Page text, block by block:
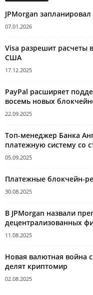
JPMorgan запланировал
07.01.2026
Visa разрешит расчеты
США
17.12.2025
PayPal расширяет
восемь новых
22.09.2025
Топ-менеджер Банка
платежную систему со
05.09.2025
Платежные блокчейн-
30.08.2025
В JPMorgan назвали
децентрализованных
11.08.2025
Новая валютная война
делят криптомир
02.08.2025